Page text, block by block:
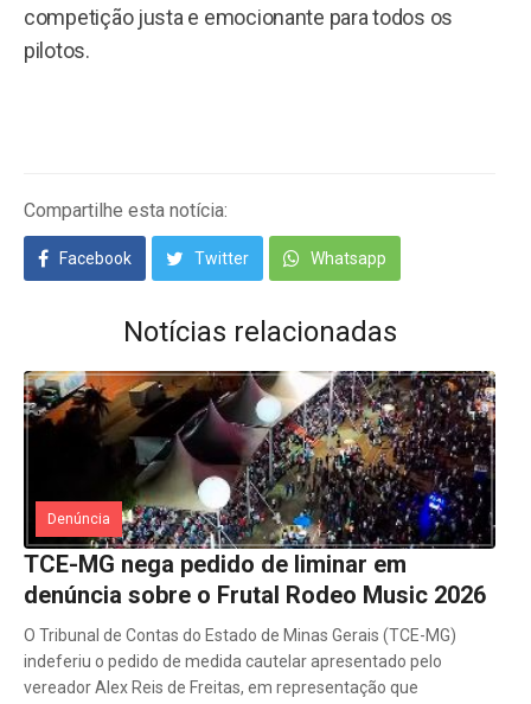
competição justa e emocionante para todos os
pilotos.
Compartilhe esta notícia:
Facebook Twitter Whatsapp
Notícias relacionadas
Denúncia
TCE-MG nega pedido de liminar em
denúncia sobre o Frutal Rodeo Music 2026
O Tribunal de Contas do Estado de Minas Gerais (TCE-MG)
indeferiu o pedido de medida cautelar apresentado pelo
vereador Alex Reis de Freitas, em representação que